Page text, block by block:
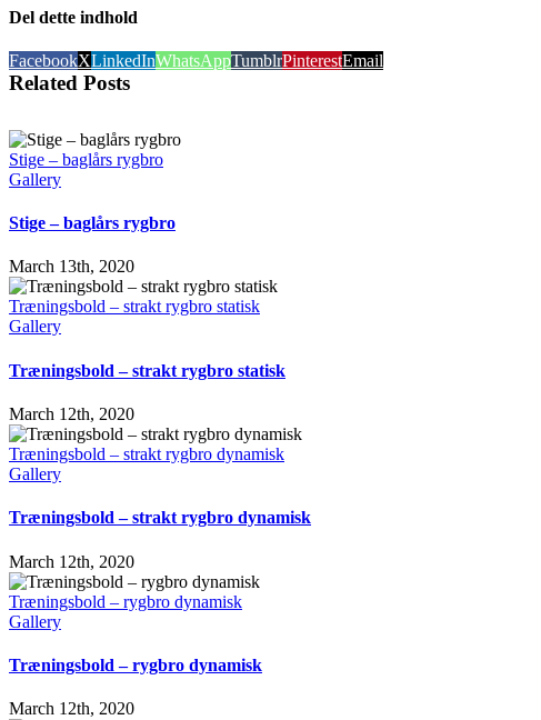
Del dette indhold
FacebookXLinkedInWhatsAppTumblrPinterestEmail
Related Posts
Stige – baglårs rygbro
Gallery
Stige – baglårs rygbro
March 13th, 2020
Træningsbold – strakt rygbro statisk
Gallery
Træningsbold – strakt rygbro statisk
March 12th, 2020
Træningsbold – strakt rygbro dynamisk
Gallery
Træningsbold – strakt rygbro dynamisk
March 12th, 2020
Træningsbold – rygbro dynamisk
Gallery
Træningsbold – rygbro dynamisk
March 12th, 2020